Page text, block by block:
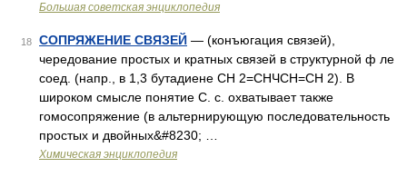
Большая советская энциклопедия
18 СОПРЯЖЕНИЕ СВЯЗЕЙ — (конъюгация связей),
чередование простых и кратных связей в структурной ф ле
соед. (напр., в 1,3 бутадиене СН 2=СНЧСН=СН 2). В
широком смысле понятие С. с. охватывает также
гомосопряжение (в альтернирующую последовательность
простых и двойных&#8230; …
Химическая энциклопедия